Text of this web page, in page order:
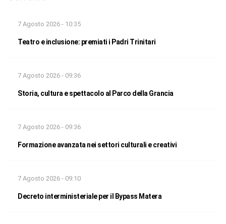
7 Agosto 2026 - 10:35
Teatro e inclusione: premiati i Padri Trinitari
7 Agosto 2026 - 09:36
Storia, cultura e spettacolo al Parco della Grancia
7 Agosto 2026 - 09:36
Formazione avanzata nei settori culturali e creativi
7 Agosto 2026 - 09:10
Decreto interministeriale per il Bypass Matera